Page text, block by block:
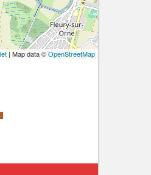
| Map data ©OpenStreetMap